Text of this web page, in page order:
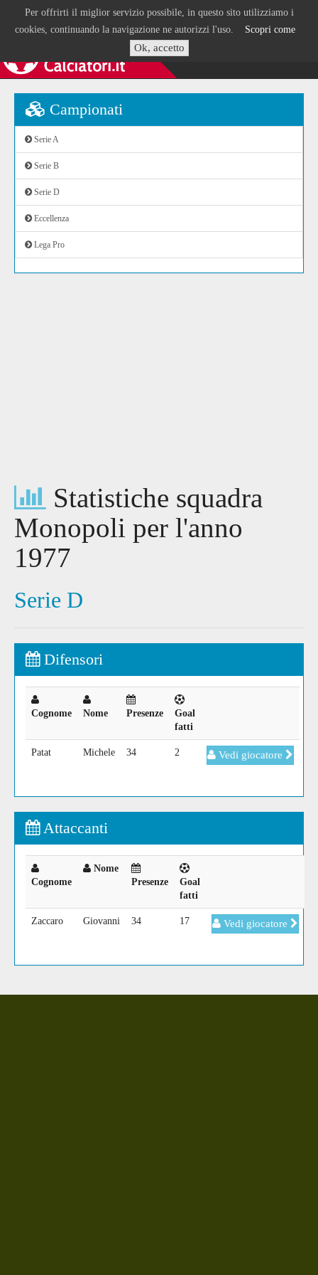
Per offrirti il miglior servizio possibile, in questo sito utilizziamo i
cookies, continuando la navigazione ne autorizzi l'uso. Scopri come
Ok, accetto
Campionati
Serie A
Serie B
Serie D
Eccellenza
Lega Pro
Statistiche squadra
Monopoli per l'anno
1977
Serie D
Difensori
Cognome Nome Presenze
Goal
fatti
Patat Michele 34 2 Vedi giocatore
Attaccanti
Cognome
Nome
Presenze
Goal
fatti
Zaccaro Giovanni 34 17 Vedi giocatore